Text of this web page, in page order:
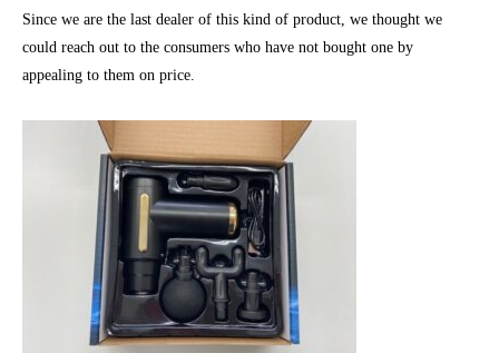
Since we are the last dealer of this kind of product, we thought we
could reach out to the consumers who have not bought one by
appealing to them on price.